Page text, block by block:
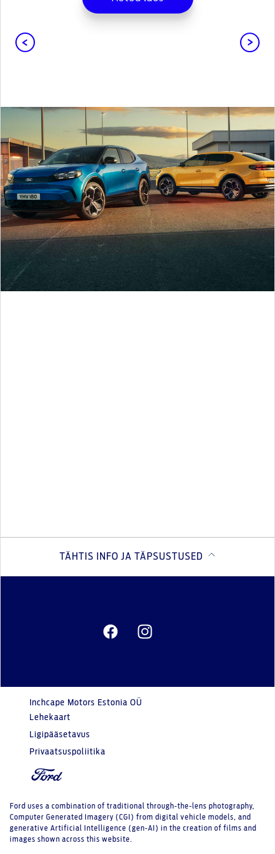
TÄHTIS INFO JA TÄPSUSTUSED
Inchcape Motors Estonia OÜ
Lehekaart
Ligipääsetavus
Privaatsuspoliitika
Ford uses a combination of traditional through-the-lens photography,
Computer Generated Imagery (CGI) from digital vehicle models, and
generative Artificial Intelligence (gen-AI) in the creation of films and
images shown across this website.